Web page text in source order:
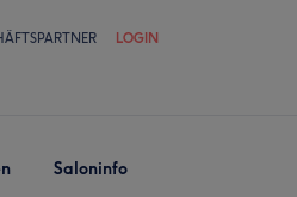
LOGIN
Saloninfo